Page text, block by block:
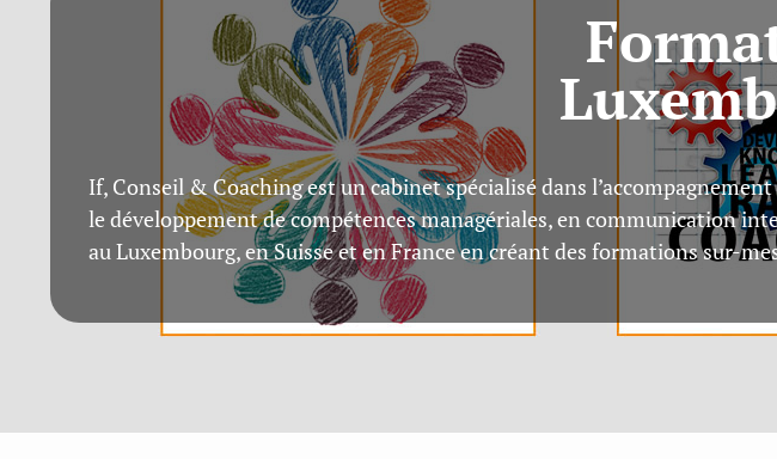
If, Conseil & Coaching est un cabinet spécialisé dans
le développement de compétences managériales, en communication
au Luxembourg, en Suisse et en France en créant des formations sur-